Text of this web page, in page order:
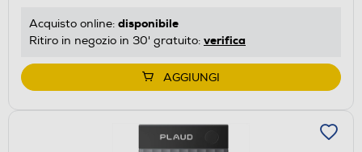
Acquisto online: disponibile
Ritiro in negozio in 30' gratuito: verifica
AGGIUNGI